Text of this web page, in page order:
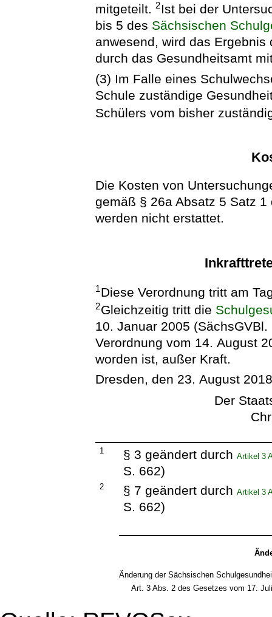
mitgeteilt.2Ist bei der
bis 5 des Sächsischen
anwesend, wird das
durch das Gesundheitsamt
(3) Im Falle eines
Schule zuständige
Schülers vom bisher
Die Kosten von
gemäß § 26a Absatz 5 Satz
werden nicht erstattet.
1Diese Verordnung tritt am
2Gleichzeitig tritt die
10. Januar 2005
Verordnung vom 14. August
worden ist, außer Kraft.
Dresden, den 23. August
Der
1 § 3 geändert durchArtikel 3
S. 662)
2 § 7 geändert durchArtikel 3
S. 662)
Änderung der Sächsischen
Art. 3 Abs. 2 des Gesetzes vom 17.